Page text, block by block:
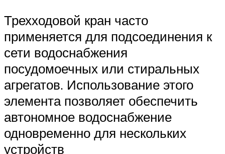
Трехходовой кран часто
применяется для подсоединения к
сети водоснабжения
посудомоечных или стиральных
агрегатов. Использование этого
элемента позволяет обеспечить
автономное водоснабжение
одновременно для нескольких
устройств